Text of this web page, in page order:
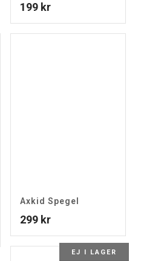
199 kr
Axkid Spegel
299 kr
EJ I LAGER